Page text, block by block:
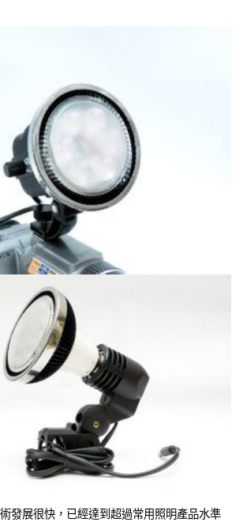
發展很快，已經達到超過常用照明產品水準